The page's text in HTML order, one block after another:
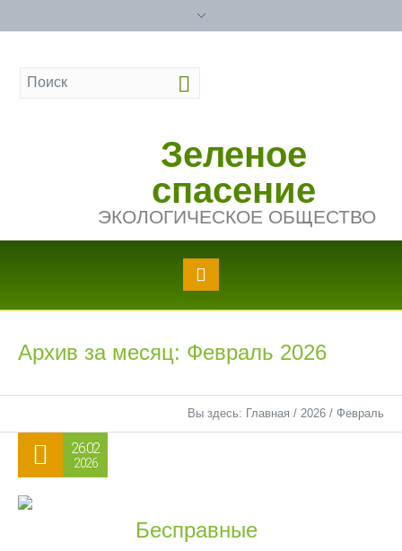
Зеленое
спасение
ЭКОЛОГИЧЕСКОЕ ОБЩЕСТВО
Архив за месяц: Февраль 2026
Вы здесь: Главная / 2026 / Февраль
26.02
2026
Бесправные